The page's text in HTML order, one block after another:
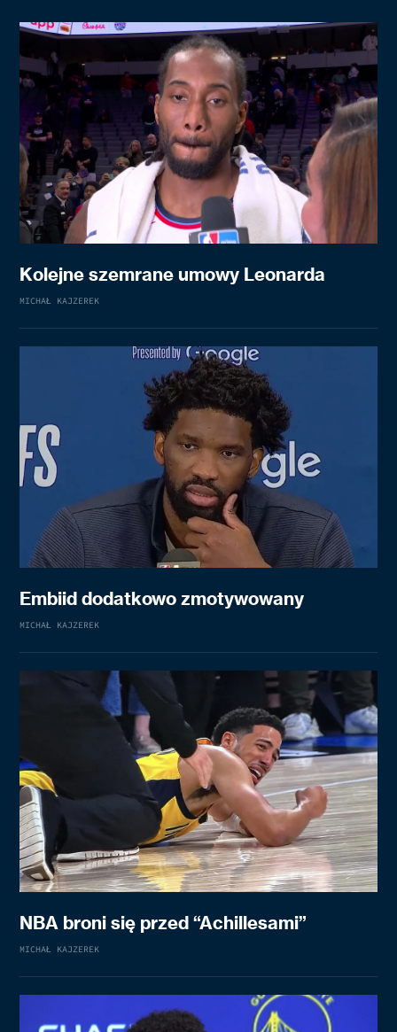
Kolejne szemrane umowy Leonarda
MICHAŁ KAJZEREK
Embiid dodatkowo zmotywowany
MICHAŁ KAJZEREK
NBA broni się przed “Achillesami”
MICHAŁ KAJZEREK